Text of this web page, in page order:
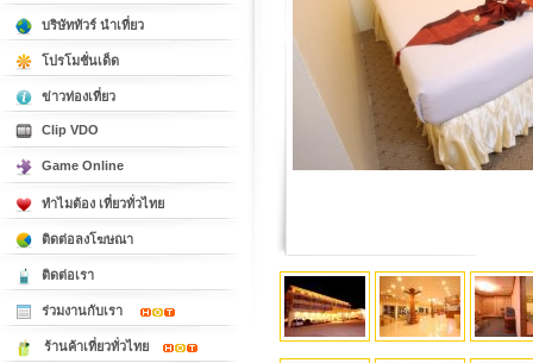
บริษัททัวร์ นำเที่ยว
โปรโมชั่นเด็ด
ข่าวท่องเที่ยว
Clip VDO
Game Online
ทำไมต้อง เที่ยวทั่วไทย
ติดต่อลงโฆษณา
ติดต่อเรา
ร่วมงานกับเรา
ร้านค้าเที่ยวทั่วไทย